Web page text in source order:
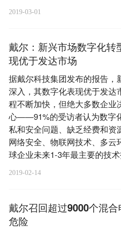
2019-03-01
戴尔：新兴市场数字化转
现优于发达市场
据戴尔科技集团发布的报告，
深入，其数字化表现优于发达
程不断加快，但绝大多数企业
心——91%的受访者认为数字
私和安全问题、缺乏经费和资
网络安全、物联网技术、多云
球企业未来1-3年最主要的技术
2019-02-14
戴尔召回超过9000个混
危险